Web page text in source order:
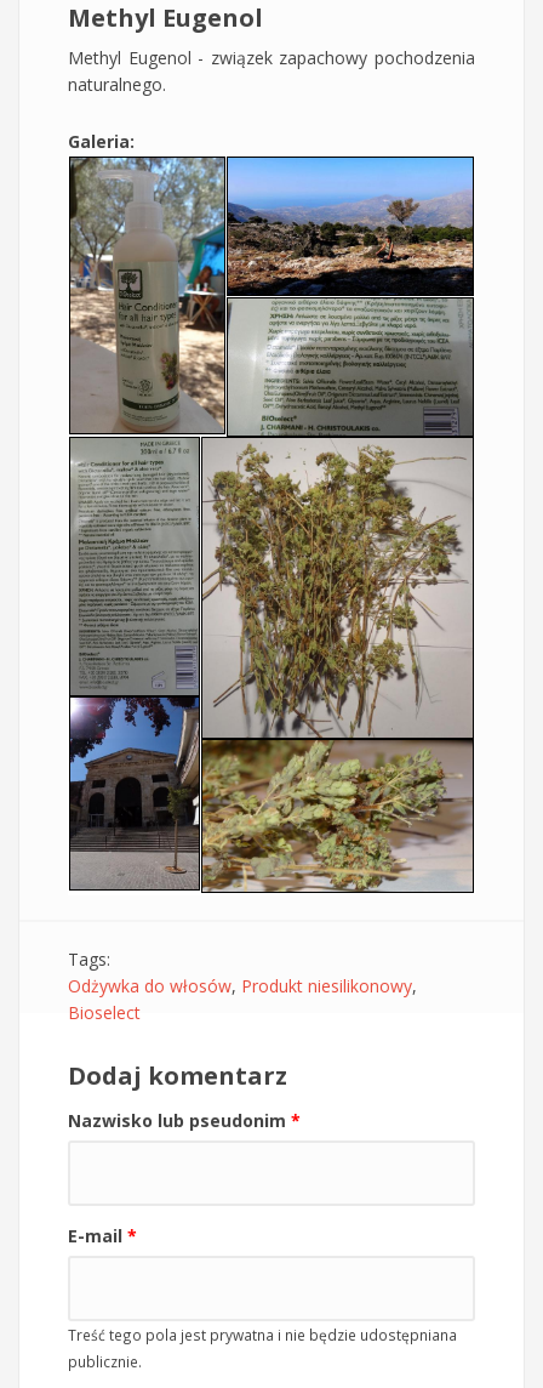
Methyl Eugenol
Methyl Eugenol - związek zapachowy pochodzenia
naturalnego.
Galeria:
Tags:
Odżywka do włosów, Produkt niesilikonowy,
Bioselect
Dodaj komentarz
Nazwisko lub pseudonim *
E-mail *
Treść tego pola jest prywatna i nie będzie udostępniana
publicznie.